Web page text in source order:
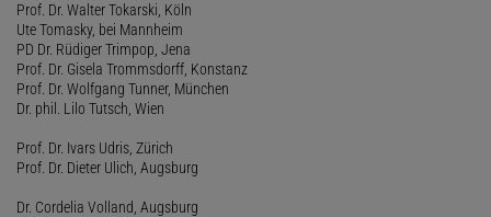
Prof. Dr. Walter Tokarski, Köln
Ute Tomasky, bei Mannheim
PD Dr. Rüdiger Trimpop, Jena
Prof. Dr. Gisela Trommsdorff, Konstanz
Prof. Dr. Wolfgang Tunner, München
Dr. phil. Lilo Tutsch, Wien
Prof. Dr. Ivars Udris, Zürich
Prof. Dr. Dieter Ulich, Augsburg
Dr. Cordelia Volland, Augsburg